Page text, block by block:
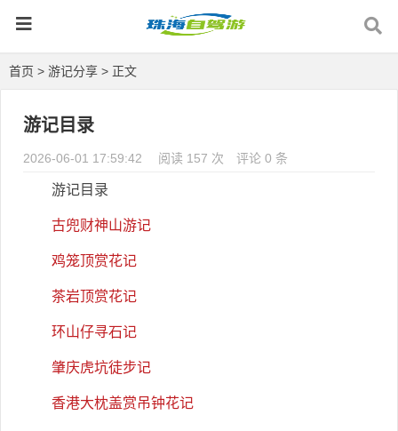
首页 > 游记分享 > 正文
游记目录
2026-06-01 17:59:42 阅读 157 次 评论 0 条
游记目录
古兜财神山游记
鸡笼顶赏花记
茶岩顶赏花记
环山仔寻石记
肇庆虎坑徒步记
香港大枕盖赏吊钟花记